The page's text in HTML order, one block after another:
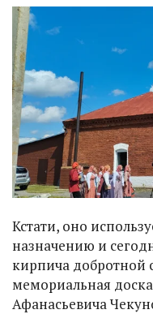
Кстати, оно
назначению и
кирпича добротной
мемориальная доска
Афанасьевича